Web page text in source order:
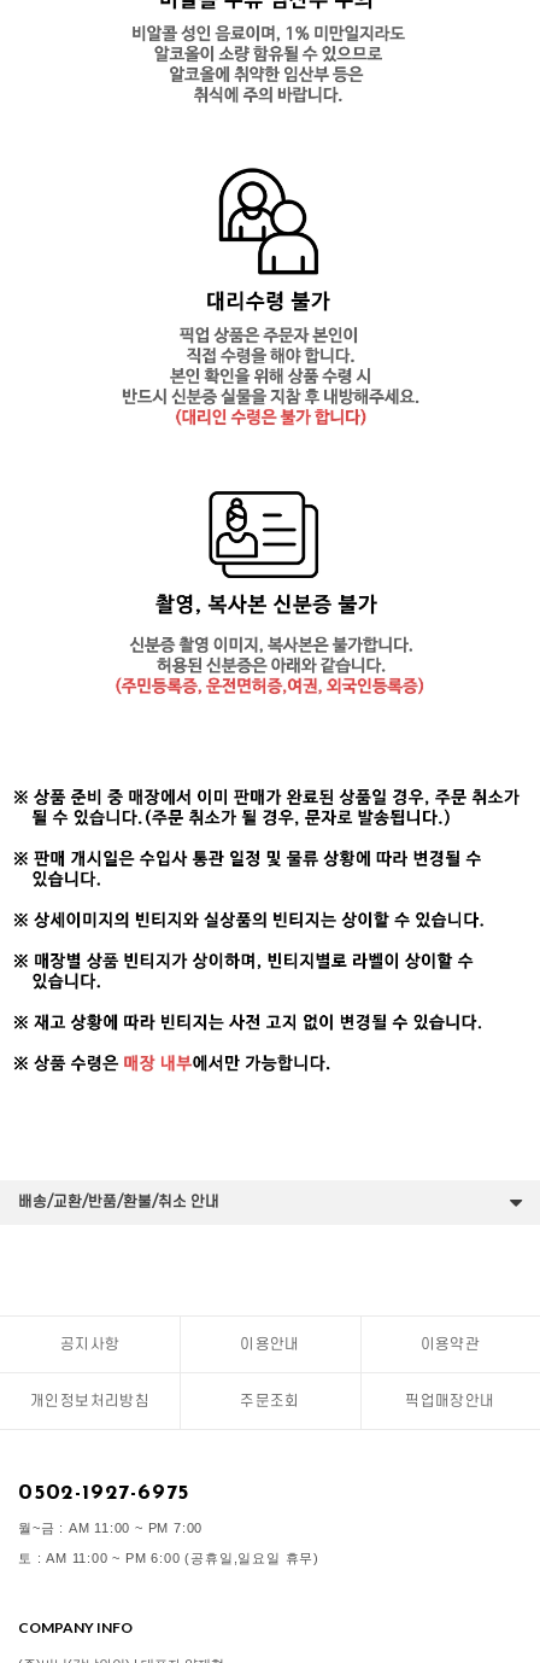
배송/교환/반품/환불/취소 안내
공지사항 이용안내 이용약관
개인정보처리방침 주문조회 픽업매장안내
0502-1927-6975
월~금 : AM 11:00 ~ PM 7:00
토 : AM 11:00 ~ PM 6:00 (공휴일,일요일 휴무)
COMPANY INFO